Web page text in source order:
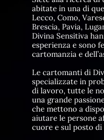
abitate in una di
Lecco, Como,
Brescia, Pavia,
Divina Sensitiva
esperienza e sono
cartomanzia e
Le cartomanti di
specializzate in
di lavoro, tutte le
una grande
che mettono a
aiutare le persone
cuore e sul posto di